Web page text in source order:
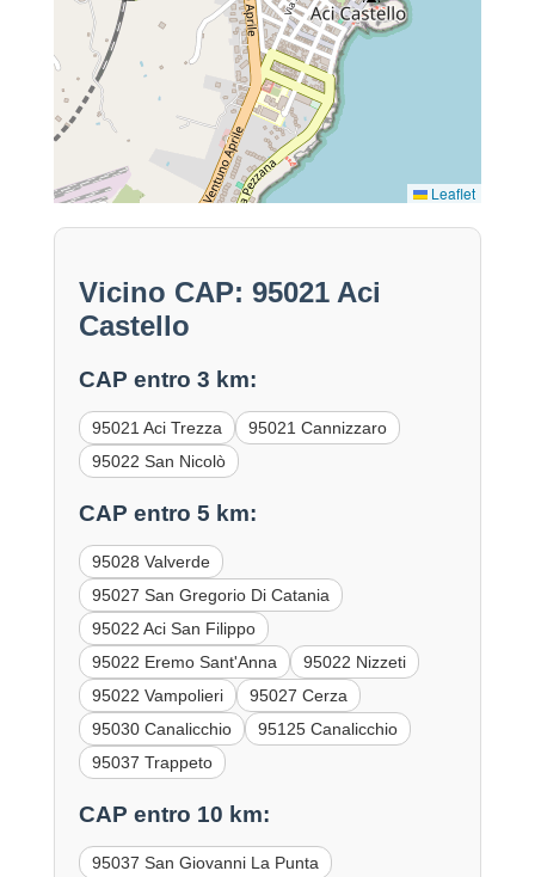
Leaflet
Vicino CAP: 95021 Aci
Castello
CAP entro 3 km:
95021 Aci Trezza
95021 Cannizzaro
95022 San Nicolò
CAP entro 5 km:
95028 Valverde
95027 San Gregorio Di Catania
95022 Aci San Filippo
95022 Eremo Sant'Anna
95022 Nizzeti
95022 Vampolieri
95027 Cerza
95030 Canalicchio
95125 Canalicchio
95037 Trappeto
CAP entro 10 km:
95037 San Giovanni La Punta